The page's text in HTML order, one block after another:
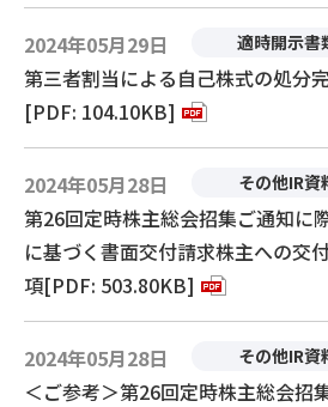
2024年05月29日 適時開示書
第三者割当による自己株式の処分
[PDF: 104.10KB]
2024年05月28日 その他IR資
第26回定時株主総会招集ご通知に
に基づく書面交付請求株主への交
項[PDF: 503.80KB]
2024年05月28日 その他IR資
＜ご参考＞第26回定時株主総会招